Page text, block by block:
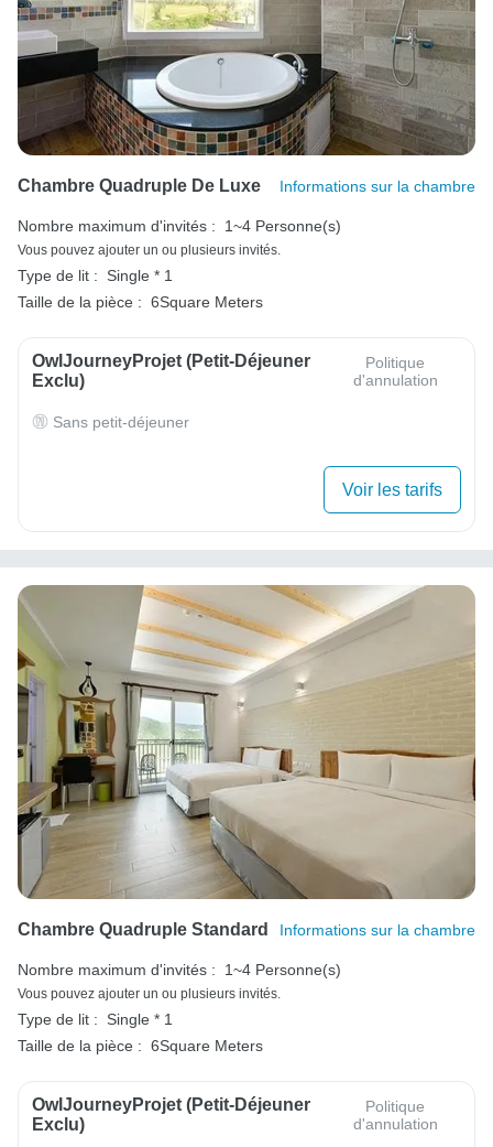
Chambre Quadruple De Luxe Informations sur la chambre
Nombre maximum d'invités : 1~4 Personne(s)
Vous pouvez ajouter un ou plusieurs invités.
Type de lit :
Single * 1
Taille de la pièce : 6Square Meters
OwlJourneyProjet (petit-Déjeuner
Exclu)
Politique
d'annulation
Sans petit-déjeuner
Voir les tarifs
Chambre Quadruple Standard Informations sur la chambre
Nombre maximum d'invités : 1~4 Personne(s)
Vous pouvez ajouter un ou plusieurs invités.
Type de lit :
Single * 1
Taille de la pièce : 6Square Meters
OwlJourneyProjet (petit-Déjeuner
Exclu)
Politique
d'annulation